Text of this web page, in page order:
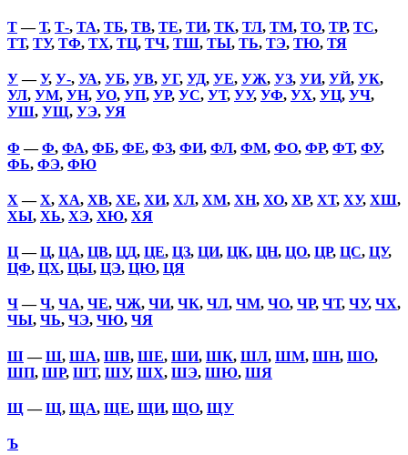
Т—Т, Т-, ТА, ТБ, ТВ, ТЕ, ТИ, ТК, ТЛ, ТМ, ТО, ТР, ТС,
ТТ, ТУ, ТФ, ТХ, ТЦ, ТЧ, ТШ, ТЫ, ТЬ, ТЭ, ТЮ, ТЯ
У—У, У-, УА, УБ, УВ, УГ, УД, УЕ, УЖ, УЗ, УИ, УЙ, УК,
УЛ, УМ, УН, УО, УП, УР, УС, УТ, УУ, УФ, УХ, УЦ, УЧ,
УШ, УЩ, УЭ, УЯ
Ф —Ф, ФА, ФБ, ФЕ, ФЗ, ФИ, ФЛ, ФМ, ФО, ФР, ФТ, ФУ,
ФЬ, ФЭ, ФЮ
Х —Х, ХА, ХВ, ХЕ, ХИ, ХЛ, ХМ, ХН, ХО, ХР, ХТ, ХУ, ХШ,
ХЫ, ХЬ, ХЭ, ХЮ, ХЯ
Ц—Ц, ЦА, ЦВ, ЦД, ЦЕ, ЦЗ, ЦИ, ЦК, ЦН, ЦО, ЦР, ЦС, ЦУ,
ЦФ, ЦХ, ЦЫ, ЦЭ, ЦЮ, ЦЯ
Ч—Ч, ЧА, ЧЕ, ЧЖ, ЧИ, ЧК, ЧЛ, ЧМ, ЧО, ЧР, ЧТ, ЧУ, ЧХ,
ЧЫ, ЧЬ, ЧЭ, ЧЮ, ЧЯ
Ш—Ш, ША, ШВ, ШЕ, ШИ, ШК, ШЛ, ШМ, ШН, ШО,
ШП, ШР, ШТ, ШУ, ШХ, ШЭ, ШЮ, ШЯ
Щ —Щ, ЩА, ЩЕ, ЩИ, ЩО, ЩУ
Ъ